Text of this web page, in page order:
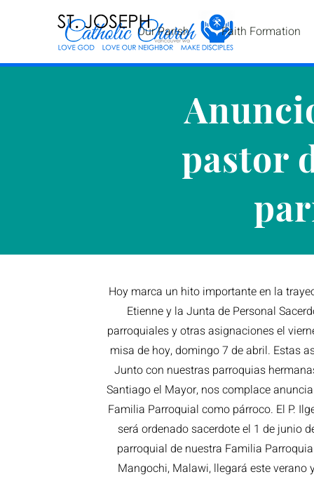
Our Parish Faith Formation
pastor
Hoy marca un hito importante en la
Etienne y la Junta de Personal
parroquiales y otras asignaciones el
misa de hoy, domingo 7 de abril. Estas
Junto con nuestras parroquias
Santiago el Mayor, nos complace
Familia Parroquial como párroco. El P.
será ordenado sacerdote el 1 de junio
parroquial de nuestra Familia
Mangochi, Malawi, llegará este